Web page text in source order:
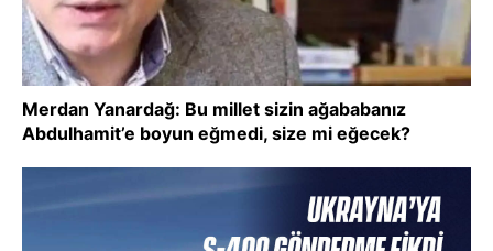
Merdan Yanardağ: Bu millet sizin ağababanız
Abdulhamit’e boyun eğmedi, size mi eğecek?